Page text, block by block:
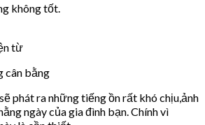
không tốt.
từ
cân bằng
phát ra những tiếng ồn rất khó chịu,ảnh
ngày của gia đình bạn. Chính vì